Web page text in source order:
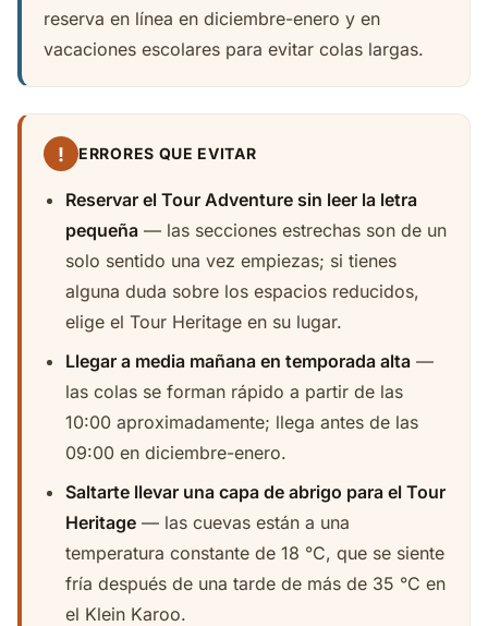
reserva en línea en diciembre-enero y en
vacaciones escolares para evitar colas largas.
! ERRORES QUE EVITAR
Reservar el Tour Adventure sin leer la letra
pequeña — las secciones estrechas son de un
solo sentido una vez empiezas; si tienes
alguna duda sobre los espacios reducidos,
elige el Tour Heritage en su lugar.
Llegar a media mañana en temporada alta —
las colas se forman rápido a partir de las
10:00 aproximadamente; llega antes de las
09:00 en diciembre-enero.
Saltarte llevar una capa de abrigo para el Tour
Heritage — las cuevas están a una
temperatura constante de 18 °C, que se siente
fría después de una tarde de más de 35 °C en
el Klein Karoo.